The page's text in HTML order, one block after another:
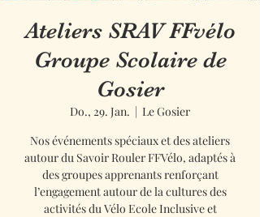
Ateliers SRAV FFvélo
Groupe Scolaire de
Gosier
Do., 29. Jan.
  |
Le Gosier
Nos événements spéciaux et des ateliers
autour du Savoir Rouler FFVélo, adaptés à
des groupes apprenants renforçant
l’engagement autour de la cultures des
activités du Vélo Ecole Inclusive et